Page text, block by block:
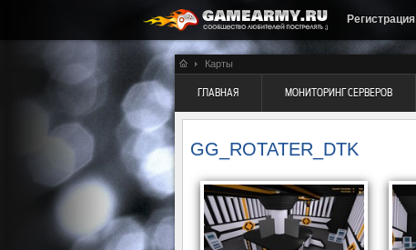
Регистрация
Карты
ГЛАВНАЯ МОНИТОРИНГ СЕРВЕРОВ
GG_ROTATER_DTK